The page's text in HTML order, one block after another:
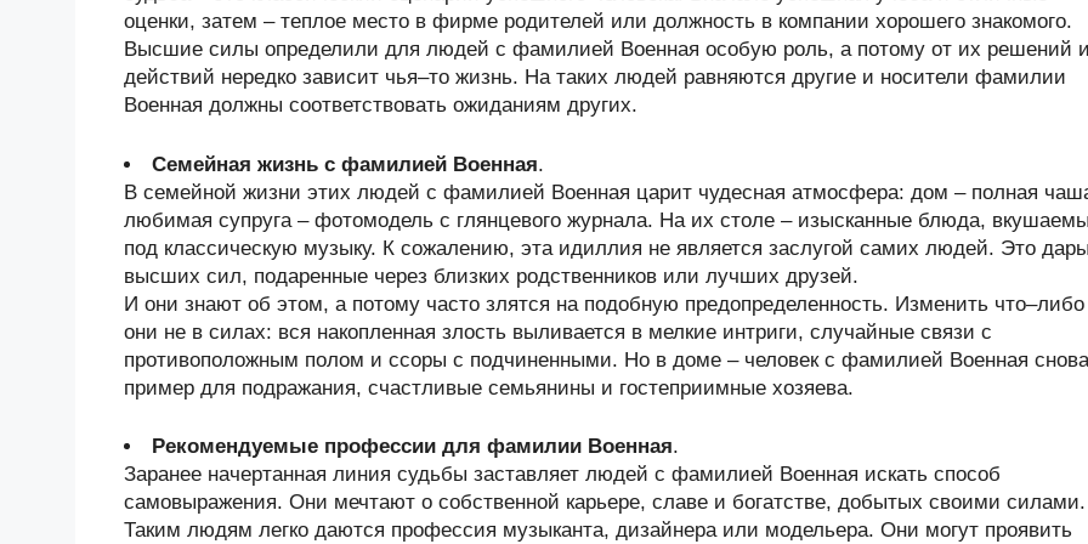
оценки, затем – теплое место в фирме родителей или должность в компании хорошего знакомого.
Высшие силы определили для людей с фамилией Военная особую роль, а потому от их решений и
действий нередко зависит чья–то жизнь. На таких людей равняются другие и носители фамилии
Военная должны соответствовать ожиданиям других.
Семейная жизнь с фамилией Военная.
В семейной жизни этих людей с фамилией Военная царит чудесная атмосфера: дом – полная
любимая супруга – фотомодель с глянцевого журнала. На их столе – изысканные блюда,
под классическую музыку. К сожалению, эта идиллия не является заслугой самих людей. Это дары
высших сил, подаренные через близких родственников или лучших друзей.
И они знают об этом, а потому часто злятся на подобную предопределенность. Изменить что–либо
они не в силах: вся накопленная злость выливается в мелкие интриги, случайные связи с
противоположным полом и ссоры с подчиненными. Но в доме – человек с фамилией Военная снова
пример для подражания, счастливые семьянины и гостеприимные хозяева.
Рекомендуемые профессии для фамилии Военная.
Заранее начертанная линия судьбы заставляет людей с фамилией Военная искать способ
самовыражения. Они мечтают о собственной карьере, славе и богатстве, добытых своими силами.
Таким людям легко даются профессия музыканта, дизайнера или модельера. Они могут проявить